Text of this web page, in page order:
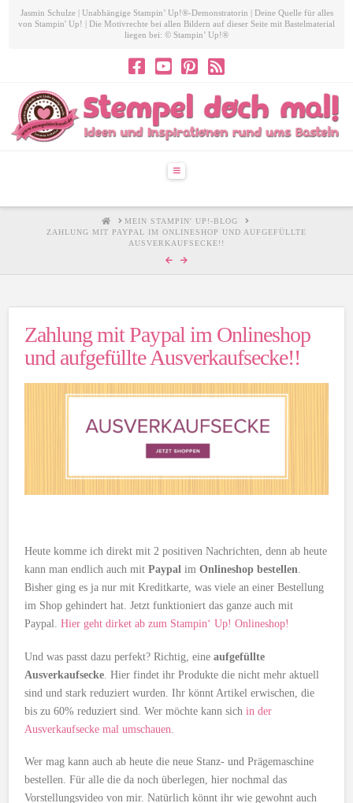
Jasmin Schulze | Unabhängige Stampin’ Up!®-Demonstratorin | Deine Quelle für alles
von Stampin' Up! | Die Motivrechte bei allen Bildern auf dieser Seite mit Bastelmaterial
liegen bei: © Stampin’ Up!®
Navigation
HOMEMEIN STAMPIN' UP!-BLOG
ZAHLUNG MIT PAYPAL IM ONLINESHOP UND AUFGEFÜLLTE
AUSVERKAUFSECKE!!
Zahlung mit Paypal im Onlineshop
und aufgefüllte Ausverkaufsecke!!
Heute komme ich direkt mit 2 positiven Nachrichten, denn ab heute
kann man endlich auch mitPaypal imOnlineshop bestellen.
Bisher ging es ja nur mit Kreditkarte, was viele an einer Bestellung
im Shop gehindert hat. Jetzt funktioniert das ganze auch mit
Paypal.Hier geht dirket ab zum Stampin‘ Up! Onlineshop!
Und was passt dazu perfekt? Richtig, eineaufgefüllte
Ausverkaufsecke . Hier findet ihr Produkte die nicht mehr aktuell
sind und stark reduziert wurden. Ihr könnt Artikel erwischen, die
bis zu 60% reduziert sind. Wer möchte kann sichin der
Ausverkaufsecke mal umschauen
Wer mag kann auch ab heute die neue Stanz- und Prägemaschine
bestellen. Für alle die da noch überlegen, hier nochmal das
Vorstellungsvideo von mir. Natürlich könnt ihr wie gewohnt auch